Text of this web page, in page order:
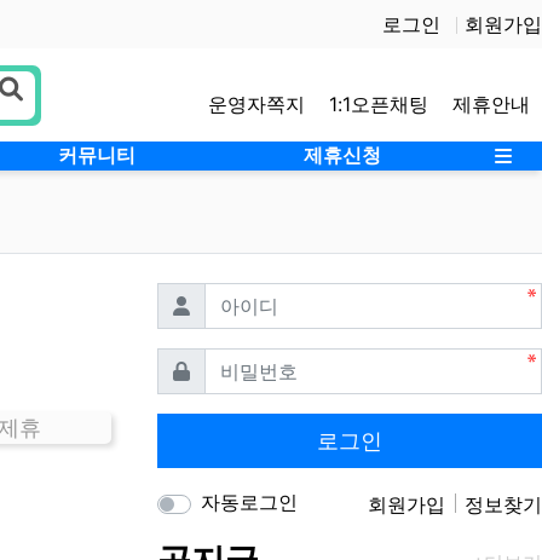
로그인 회원가입
운영자쪽지 1:1오픈채팅 제휴안내
커뮤니티 제휴신청 사
휴
아이디 필수
비밀번호필수
로그인
자동로그인 회원가입 정보찾기